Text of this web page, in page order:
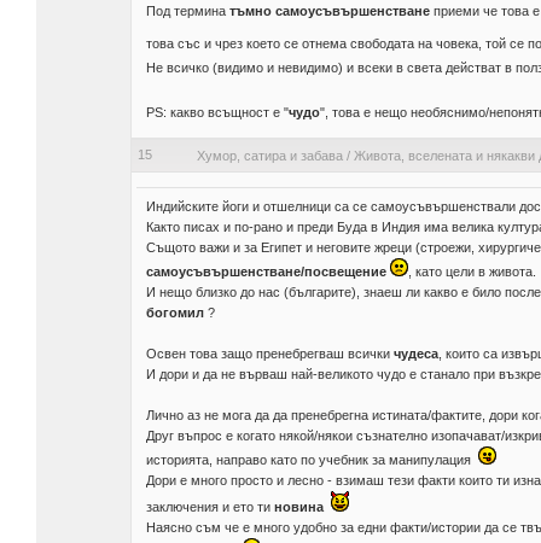
Под термина тъмно самоусъвършенстванеприеми че това е
това със и чрез което се отнема свободата на човека, той се
Не всичко (видимо и невидимо) и всеки в света действат в
PS: какво всъщност е "чудо", това е нещо необяснимо/
15 Хумор, сатира и забава / Живота, вселената и някакви
Индийските йоги и отшелници са се самоусъвършенствали
Както писах и по-рано и преди Буда в Индия има велика
Същото важи и за Египет и неговите жреци (строежи,
самоусъвършенстване/посвещение
, като цели в живота.
И нещо близко до нас (българите), знаеш ли какво е било
богомил?
Освен това защо пренебрегваш всички чудеса, които са
И дори и да не върваш най-великото чудо е станало при
Лично аз не мога да да пренебрегна истината/фактите, дори
Друг въпрос е когато някой/някои съзнателно изопачават/
историята, направо като по учебник за манипулация
Дори е много просто и лесно - взимаш тези факти които ти
заключения и ето ти новина
Наясно съм че е много удобно за едни факти/истории да се